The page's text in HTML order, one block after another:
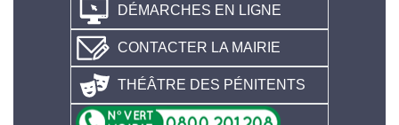
DÉMARCHES EN LIGNE
CONTACTER LA MAIRIE
THÉÂTRE DES PÉNITENTS